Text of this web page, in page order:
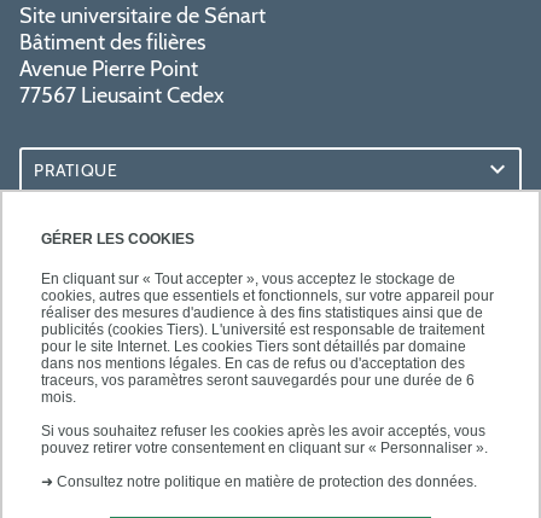
GÉRER LES COOKIES
En cliquant sur « Tout accepter », vous acceptez le stockage de
cookies, autres que essentiels et fonctionnels, sur votre appareil pour
réaliser des mesures d'audience à des fins statistiques ainsi que de
publicités (cookies Tiers). L'université est responsable de traitement
pour le site Internet. Les cookies Tiers sont détaillés par domaine
dans nos mentions légales. En cas de refus ou d'acceptation des
traceurs, vos paramètres seront sauvegardés pour une durée de 6
mois.
Si vous souhaitez refuser les cookies après les avoir acceptés, vous
pouvez retirer votre consentement en cliquant sur « Personnaliser ».
➜ Consultez notre politique en matière de protection des données.
Site universitaire de Sénart
Bâtiment des filières
Avenue Pierre Point
77567 Lieusaint Cedex
PRATIQUE
ACCÈS RAPIDES
SUIVEZ-NOUS